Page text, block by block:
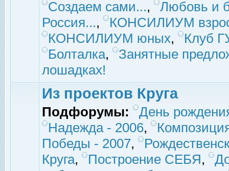
Создаем сами...,
Любовь и
Россия...,
КОНСИЛИУМ
КОНСИЛИУМ юных,
Клуб
Болталка,
Занятные
лошадках!
Из проектов Круга
Подфорумы:
День
Надежда - 2006,
Победы - 2007,
Круга, Построение СЕБЯ,